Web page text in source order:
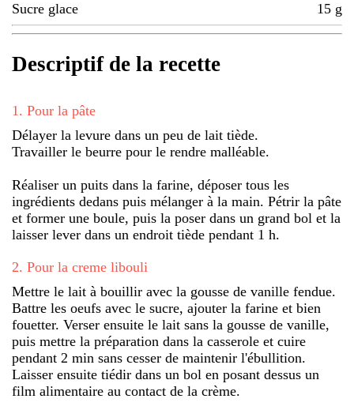
Sucre glace
15 g
Descriptif de la recette
1 . Pour la pâte
Délayer la levure dans un peu de lait tiède.
Travailler le beurre pour le rendre malléable.
Réaliser un puits dans la farine, déposer tous les
ingrédients dedans puis mélanger à la main. Pétrir la pâte
et former une boule, puis la poser dans un grand bol et la
laisser lever dans un endroit tiède pendant 1 h.
2. Pour la creme libouli
Mettre le lait à bouillir avec la gousse de vanille fendue.
Battre les oeufs avec le sucre, ajouter la farine et bien
fouetter. Verser ensuite le lait sans la gousse de vanille,
puis mettre la préparation dans la casserole et cuire
pendant 2 min sans cesser de maintenir l'ébullition.
Laisser ensuite tiédir dans un bol en posant dessus un
film alimentaire au contact de la crème.